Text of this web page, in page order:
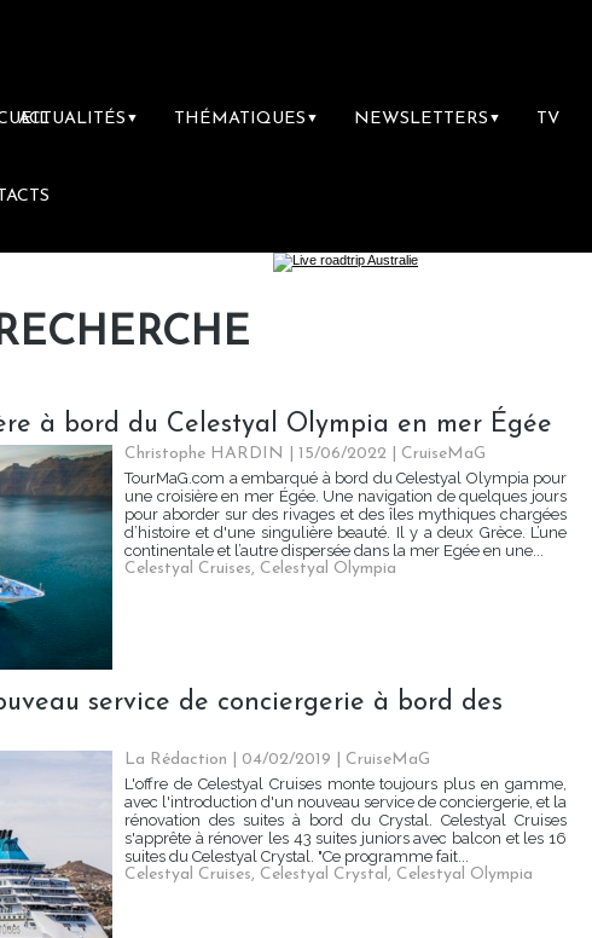
ACTUALITÉS ▼ THÉMATIQUES ▼ NEWSLETTERS ▼ TV
à bord du Celestyal Olympia en mer Égée
Christophe HARDIN | 15/06/2022
CruiseMaG
TourMaG.com a embarqué à bord du Celestyal Olympia pour
une croisière en mer Égée. Une navigation de quelques jours
pour aborder sur des rivages et des îles mythiques chargées
d’histoire et d'une singulière beauté. Il y a deux Grèce. L’une
continentale et l’autre dispersée dans la mer Egée en une...
Celestyal Cruises, Celestyal Olympia
service de conciergerie à bord des
La Rédaction | 04/02/2019
CruiseMaG
L'offre de Celestyal Cruises monte toujours plus en gamme,
avec l'introduction d'un nouveau service de conciergerie, et la
rénovation des suites à bord du Crystal. Celestyal Cruises
s'apprête à rénover les 43 suites juniors avec balcon et les 16
suites du Celestyal Crystal. "Ce programme fait...
Celestyal Cruises, Celestyal Crystal, Celestyal Olympia